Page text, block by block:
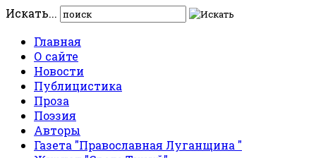
Искать...
Главная
О сайте
Новости
Публицистика
Проза
Поэзия
Авторы
Газета "Православная Луганщина "